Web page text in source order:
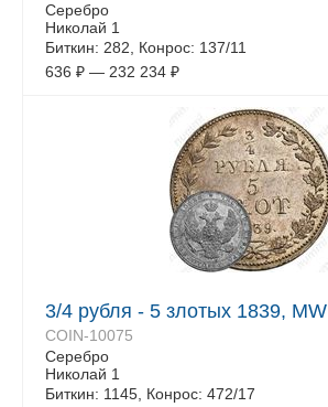
Серебро
Николай 1
Биткин: 282, Конрос: 137/11
636 ₽ — 232 234 ₽
3/4 рубля - 5 злотых 1839, MW
COIN-10075
Серебро
Николай 1
Биткин: 1145, Конрос: 472/17